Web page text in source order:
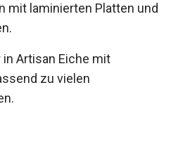
mit laminierten Platten und
in Artisan Eiche mit
zu vielen